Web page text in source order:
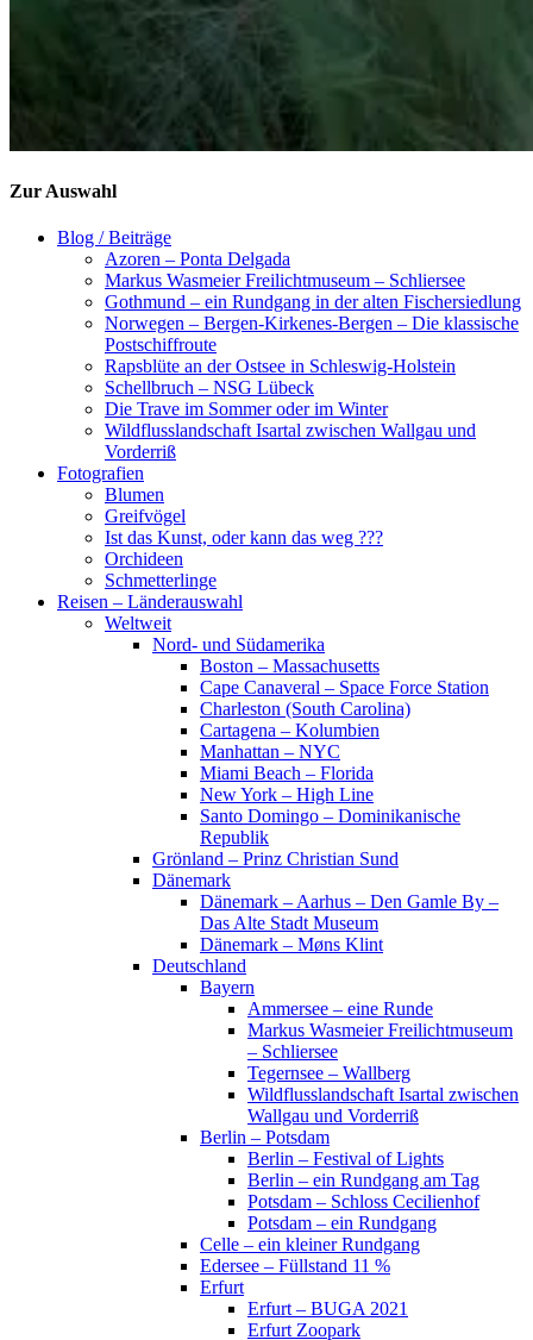
Zur Auswahl
Blog / Beiträge
Azoren – Ponta Delgada
Markus Wasmeier Freilichtmuseum – Schliersee
Gothmund – ein Rundgang in der alten Fischersiedlung
Norwegen – Bergen-Kirkenes-Bergen – Die klassische
Postschiffroute
Rapsblüte an der Ostsee in Schleswig-Holstein
Schellbruch – NSG Lübeck
Die Trave im Sommer oder im Winter
Wildflusslandschaft Isartal zwischen Wallgau und
Vorderriß
Fotografien
Blumen
Greifvögel
Ist das Kunst, oder kann das weg ???
Orchideen
Schmetterlinge
Reisen – Länderauswahl
Weltweit
Nord- und Südamerika
Boston – Massachusetts
Cape Canaveral – Space Force Station
Charleston (South Carolina)
Cartagena – Kolumbien
Manhattan – NYC
Miami Beach – Florida
New York – High Line
Santo Domingo – Dominikanische
Republik
Grönland – Prinz Christian Sund
Dänemark
Dänemark – Aarhus – Den Gamle By –
Das Alte Stadt Museum
Dänemark – Møns Klint
Deutschland
Bayern
Ammersee – eine Runde
Markus Wasmeier Freilichtmuseum
– Schliersee
Tegernsee – Wallberg
Wildflusslandschaft Isartal zwischen
Wallgau und Vorderriß
Berlin – Potsdam
Berlin – Festival of Lights
Berlin – ein Rundgang am Tag
Potsdam – Schloss Cecilienhof
Potsdam – ein Rundgang
Celle – ein kleiner Rundgang
Edersee – Füllstand 11 %
Erfurt
Erfurt – BUGA 2021
Erfurt Zoopark